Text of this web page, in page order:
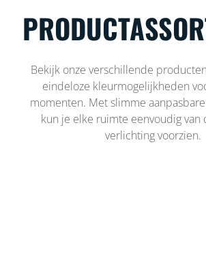
Bekijk onze verschillende
eindeloze kleurmogelijkheden
momenten. Met slimme
kun je elke ruimte eenvoudig van
verlichting voorzien.